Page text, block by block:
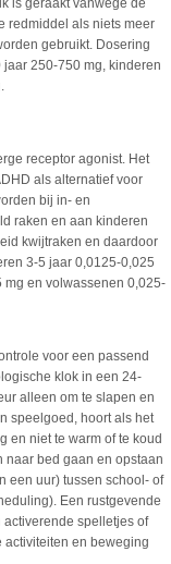
is geraakt vanwege de
redmiddel als niets meer
gebruikt. Dosering
250-750 mg, kinderen
receptor agonist. Het
als alternatief voor
bij in- en
raken en aan kinderen
kwijtraken en daardoor
3-5 jaar 0,0125-0,025
mg en volwassenen 0,025-
voor een passend
klok in een 24-
alleen om te slapen en
speelgoed, hoort als het
en niet te warm of te koud
naar bed gaan en opstaan
een uur) tussen school- of
Een rustgevende
activerende spelletjes of
en beweging